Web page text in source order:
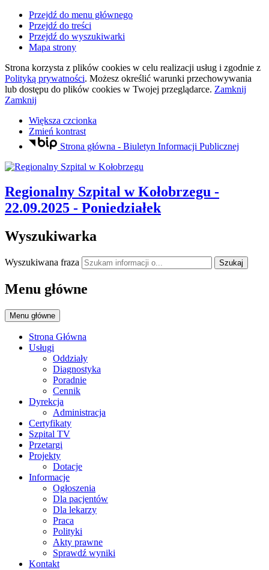
Przejdź do menu głównego
Przejdź do treści
Przejdź do wyszukiwarki
Mapa strony
Strona korzysta z plików cookies w celu realizacji usług i zgodnie z
Polityką prywatności. Możesz określić warunki przechowywania
lub dostępu do plików cookies w Twojej przeglądarce. Zamknij
Zamknij
Większa czcionka
Zmień kontrast
Strona główna - Biuletyn Informacji Publicznej
Regionalny Szpital w Kołobrzegu -
22.09.2025 - Poniedziałek
Wyszukiwarka
Wyszukiwana fraza Szukaj
Menu główne
Menu główne
Strona Główna
Usługi
Oddziały
Diagnostyka
Poradnie
Cennik
Dyrekcja
Administracja
Certyfikaty
Szpital TV
Przetargi
Projekty
Dotacje
Informacje
Ogłoszenia
Dla pacjentów
Dla lekarzy
Praca
Polityki
Akty prawne
Sprawdź wyniki
Kontakt